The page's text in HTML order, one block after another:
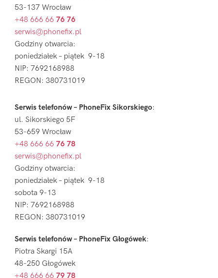
53-137 Wrocław
+48 666 66 76 76
serwis@phonefix.pl
Godziny otwarcia:
poniedziałek – piątek 9-18
NIP: 7692168988
REGON: 380731019
Serwis telefonów – PhoneFix Sikorskiego:
ul. Sikorskiego 5F
53-659 Wrocław
+48 666 66 76 78
serwis@phonefix.pl
Godziny otwarcia:
poniedziałek – piątek 9-18
sobota 9-13
NIP: 7692168988
REGON: 380731019
Serwis telefonów – PhoneFix Głogówek:
Piotra Skargi 15A
48-250 Głogówek
+48 666 66 79 78